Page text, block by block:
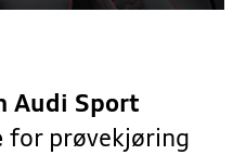
Audi Sport
for prøvekjøring